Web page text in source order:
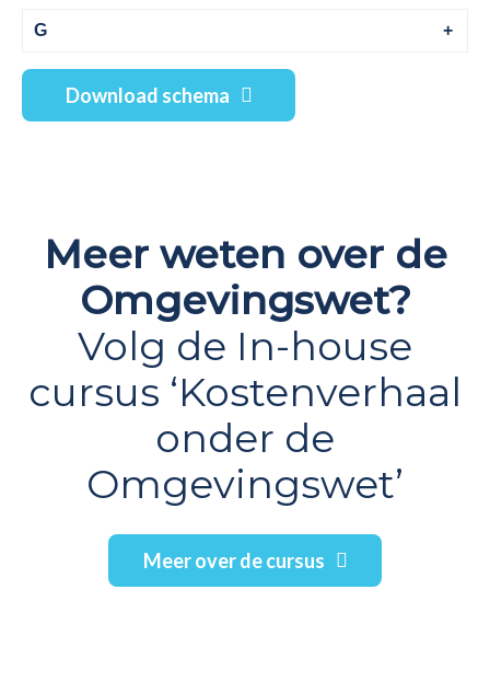
G
Download schema
Meer weten over de
Omgevingswet?
Volg de In-house
cursus ‘Kostenverhaal
onder de
Omgevingswet’
Meer over de cursus